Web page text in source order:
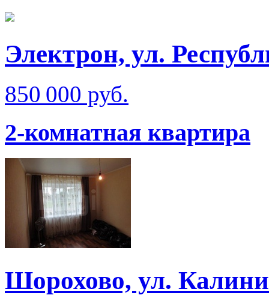
Электрон, ул.
850 000 руб.
2-комнатная квартира
Шорохово, ул.